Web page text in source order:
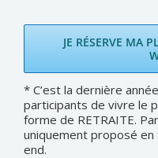
JE RÉSERVE MA
* C’est la dernière
participants de vivre le
forme de RETRAITE.
uniquement proposé en
end.